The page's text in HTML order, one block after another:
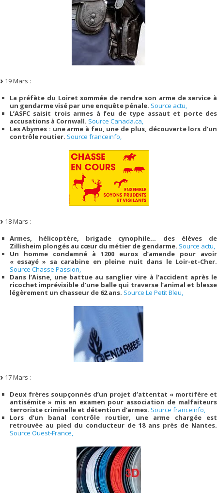
19 Mars :
La préfète du Loiret sommée de rendre son arme de service à
un gendarme visé par une enquête pénale. Source actu,
L’ASFC saisit trois armes à feu de type assaut et porte des
accusations à Cornwall. Source Canada.ca,
Les Abymes : une arme à feu, une de plus, découverte lors d’un
contrôle routier. Source franceinfo,
18 Mars :
Armes, hélicoptère, brigade cynophile… des élèves de
Zillisheim plongés au cœur du métier de gendarme. Source actu,
Un homme condamné à 1200 euros d’amende pour avoir
« essayé » sa carabine en pleine nuit dans le Loir-et-Cher.
Source Chasse Passion,
Dans l’Aisne, une battue au sanglier vire à l’accident après le
ricochet imprévisible d’une balle qui traverse l’animal et blesse
légèrement un chasseur de 62 ans. Source Le Petit Bleu,
17 Mars :
Deux frères soupçonnés d’un projet d’attentat « mortifère et
antisémite » mis en examen pour association de malfaiteurs
terroriste criminelle et détention d’armes. Source franceinfo,
Lors d’un banal contrôle routier, une arme chargée est
retrouvée au pied du conducteur de 18 ans près de Nantes.
Source Ouest-France,